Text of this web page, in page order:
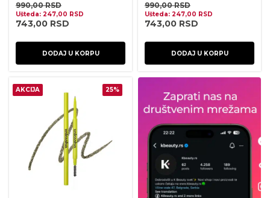
990,00RSD
Ušteda: 247,00 RSD
743,00 RSD
DODAJ U KORPU
990,00RSD
Ušteda: 247,00 RSD
743,00 RSD
DODAJ U KORPU
AKCIJA 25%